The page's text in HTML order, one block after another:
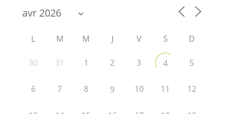
L M M J V S D
30 31 1 2 3 4 5
6 7 8 9 10 11 12